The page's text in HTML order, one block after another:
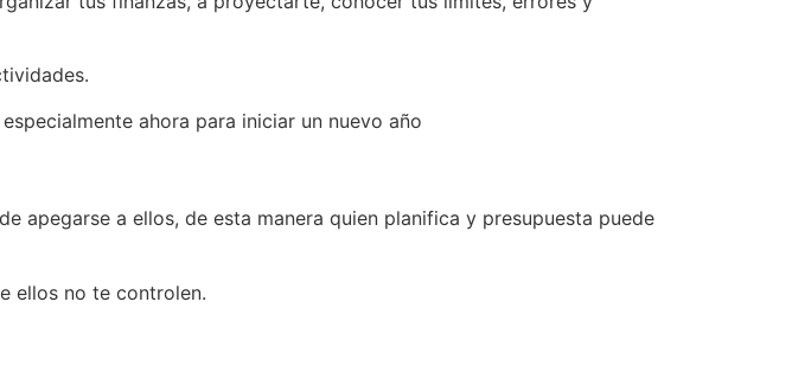
ahora para iniciar un nuevo año
apegarse a ellos, de esta manera quien planifica y presupuesta puede
ellos no te controlen.